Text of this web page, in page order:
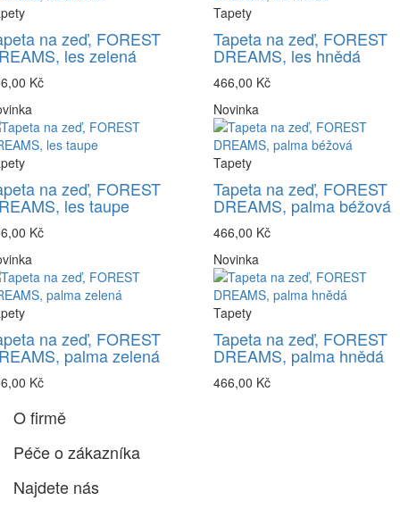
na zeď, FOREST
les zelená
Kč
Tapety
Tapeta na zeď, FOREST
DREAMS, les hnědá
466,00 Kč
na zeď, FOREST
les taupe
Kč
Novinka
Tapety
Tapeta na zeď, FOREST
DREAMS, palma béžová
466,00 Kč
na zeď, FOREST
palma zelená
Kč
Novinka
Tapety
Tapeta na zeď, FOREST
DREAMS, palma hnědá
466,00 Kč
O firmě
Péče o zákazníka
Najdete nás